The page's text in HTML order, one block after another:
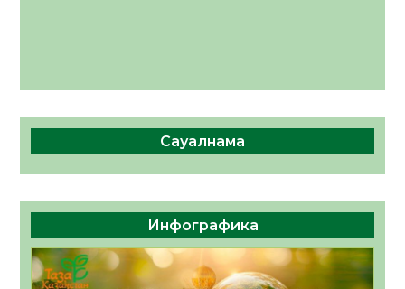
Сауалнама
Инфографика